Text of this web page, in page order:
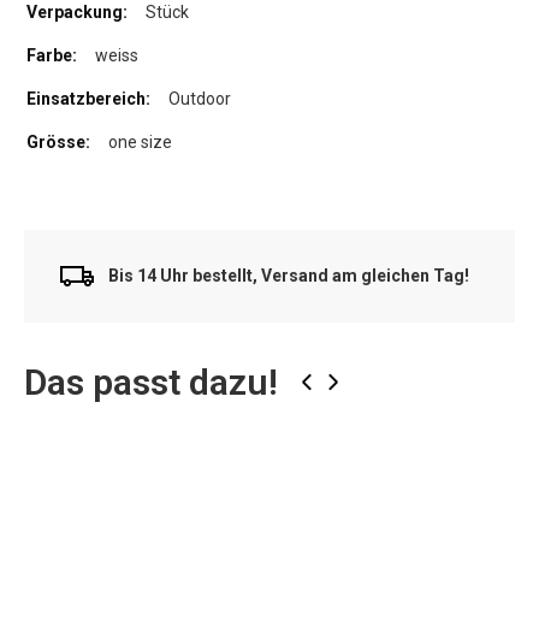
Stück
weiss
Outdoor
one size
Bis 14 Uhr bestellt, Versand am gleichen Tag!
Das passt dazu! ‹ ›